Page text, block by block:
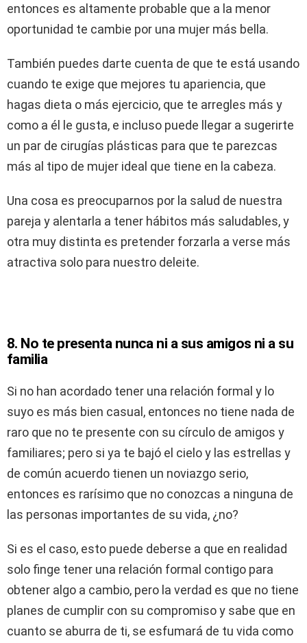
entonces es altamente probable que a la menor
oportunidad te cambie por una mujer más bella.
También puedes darte cuenta de que te está usando
cuando te exige que mejores tu apariencia, que
hagas dieta o más ejercicio, que te arregles más y
como a él le gusta, e incluso puede llegar a sugerirte
un par de cirugías plásticas para que te parezcas
más al tipo de mujer ideal que tiene en la cabeza.
Una cosa es preocuparnos por la salud de nuestra
pareja y alentarla a tener hábitos más saludables, y
otra muy distinta es pretender forzarla a verse más
atractiva solo para nuestro deleite.
8. No te presenta nunca ni a sus amigos ni a su
familia
Si no han acordado tener una relación formal y lo
suyo es más bien casual, entonces no tiene nada de
raro que no te presente con su círculo de amigos y
familiares; pero si ya te bajó el cielo y las estrellas y
de común acuerdo tienen un noviazgo serio,
entonces es rarísimo que no conozcas a ninguna de
las personas importantes de su vida, ¿no?
Si es el caso, esto puede deberse a que en realidad
solo finge tener una relación formal contigo para
obtener algo a cambio, pero la verdad es que no tiene
planes de cumplir con su compromiso y sabe que en
cuanto se aburra de ti, se esfumará de tu vida como